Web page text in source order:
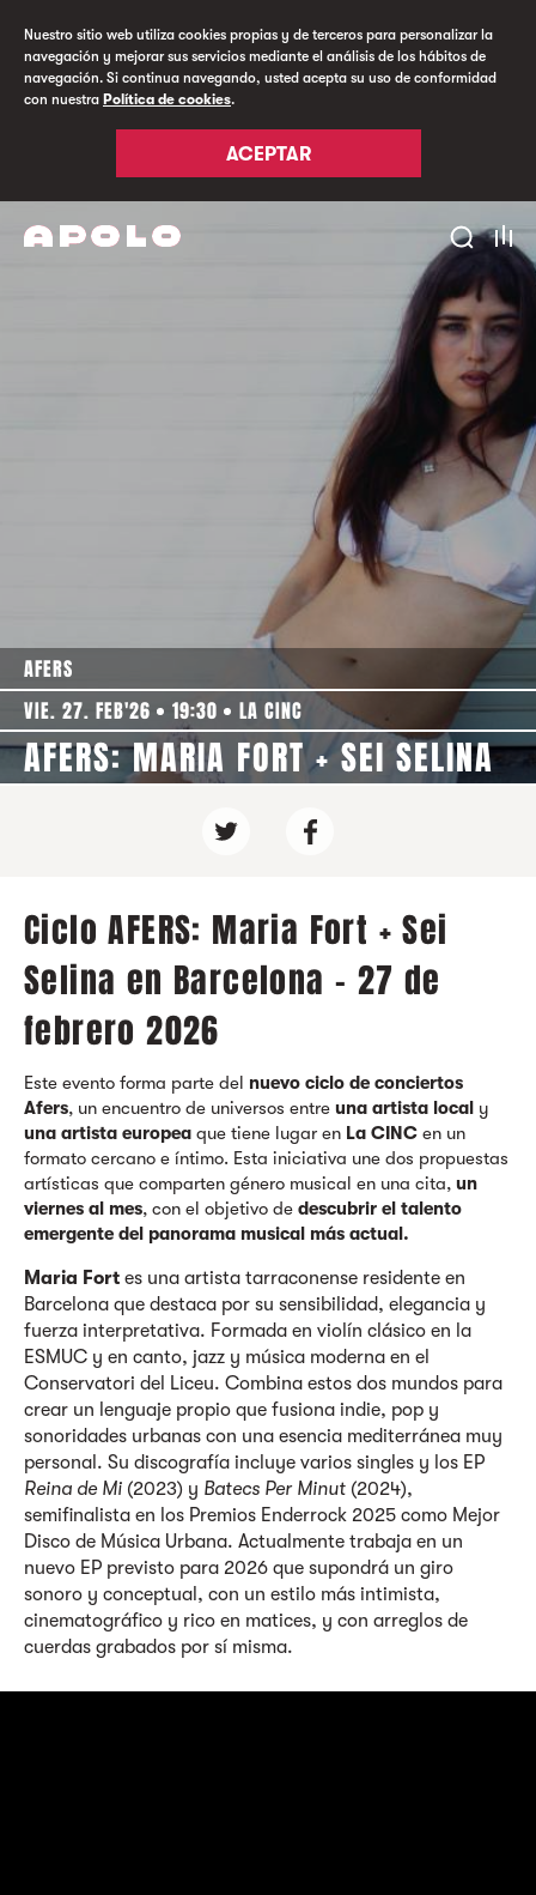
Nuestro sitio web utiliza cookies propias y de terceros para personalizar la
navegación y mejorar sus servicios mediante el análisis de los hábitos de
navegación. Si continua navegando, usted acepta su uso de conformidad
con nuestra Política de cookies.
ACEPTAR
AFERS
VIE. 27. FEB'26
19:30 LA CINC
AFERS: MARIA FORT + SEI SELINA
Ciclo AFERS: Maria Fort + Sei
Selina en Barcelona - 27 de
febrero 2026
Este evento forma parte del nuevo ciclo de conciertos
Afers, un encuentro de universos entre una artista local y
una artista europea que tiene lugar en La CINC en un
formato cercano e íntimo. Esta iniciativa une dos propuestas
artísticas que comparten género musical en una cita, un
viernes al mes, con el objetivo de descubrir el talento
emergente del panorama musical más actual.
Maria Fort es una artista tarraconense residente en
Barcelona que destaca por su sensibilidad, elegancia y
fuerza interpretativa. Formada en violín clásico en la
ESMUC y en canto, jazz y música moderna en el
Conservatori del Liceu. Combina estos dos mundos para
crear un lenguaje propio que fusiona indie, pop y
sonoridades urbanas con una esencia mediterránea muy
personal. Su discografía incluye varios singles y los EP
Reina de Mi (2023) y Batecs Per Minut (2024),
semifinalista en los Premios Enderrock 2025 como Mejor
Disco de Música Urbana. Actualmente trabaja en un
nuevo EP previsto para 2026 que supondrá un giro
sonoro y conceptual, con un estilo más intimista,
cinematográfico y rico en matices, y con arreglos de
cuerdas grabados por sí misma.